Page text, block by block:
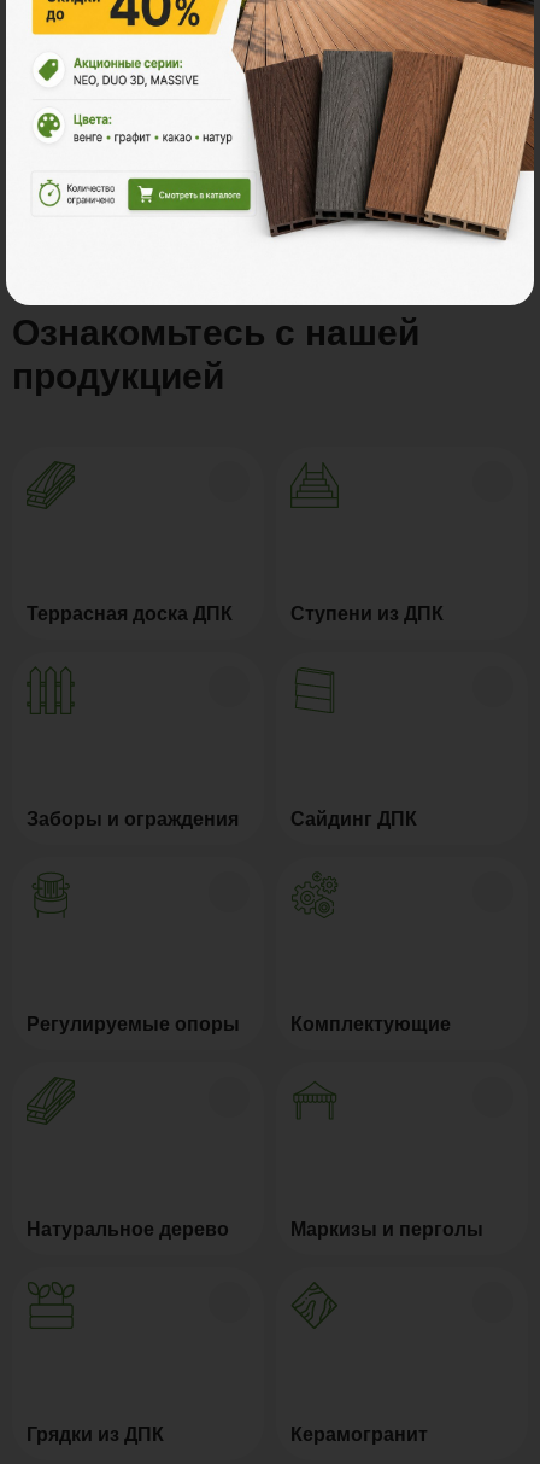
Все акции
Ознакомьтесь с нашей
продукцией
Террасная доска ДПК Ступени из ДПК
Заборы и ограждения Сайдинг ДПК
Регулируемые опоры Комплектующие
Натуральное дерево Маркизы и перголы
Грядки из ДПК Керамогранит